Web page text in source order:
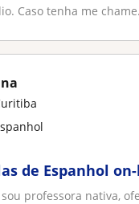
Caso tenha me chame.
de Espanhol
sou professora nativa,